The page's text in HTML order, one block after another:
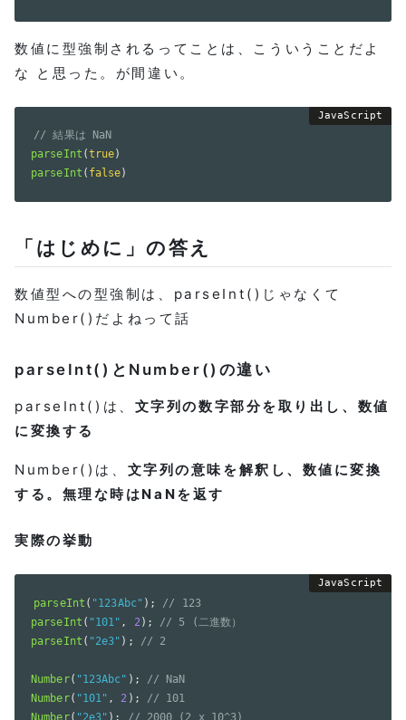
数値に型強制されるってことは、こういうことだよ
な と思った。が間違い。
// 結果は NaN
parseInt (true)
parseInt ( false)
「はじめに」の答え
数値型への型強制は、parseInt()じゃなくて
Number()だよねって話
parseInt()とNumber()の違い
parseInt()は、 文字列の数字部分を取り出し、数値
に変換する
Number()は、 文字列の意味を解釈し、数値に変換
する。無理な時はNaNを返す
実際の挙動
parseInt ( "123Abc" ) ;
// 123
parseInt ( "101" , 2 ) ;
// 5 (二進数）
parseInt ( "2e3" ) ; // 2
Number( "123Abc" ) ;
// NaN
Number( "101" , 2 ) ;
// 101
Number( "2e3" ) ; // 2000 (2 x 10^3)